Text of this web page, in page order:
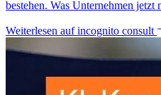
bestehen. Was Unternehmen jetzt
Weiterlesen auf incognito consult